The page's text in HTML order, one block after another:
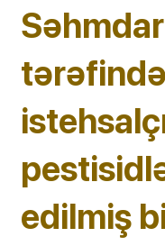
edilmiş